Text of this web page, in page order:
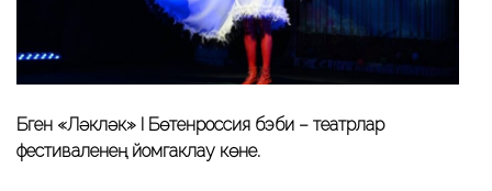
Бүген «Ләкләк» I Бөтенроссия бэби – театрлар
фестиваленең йомгаклау көне.